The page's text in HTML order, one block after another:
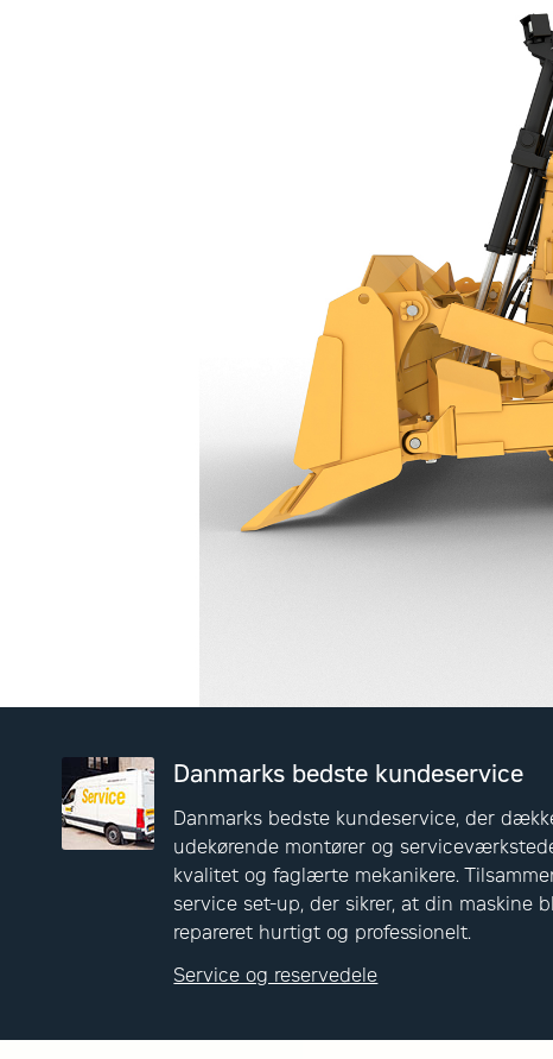
Danmarks bedste kundeservice
Danmarks bedste kundeservice, der
udekørende montører og
kvalitet og faglærte mekanikere.
service set-up, der sikrer, at din maskine
repareret hurtigt og professionelt.
Service og reservedele